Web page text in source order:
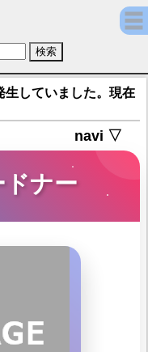
声優：沢城みゆき)
生していました。現在
navi ▽
ナー